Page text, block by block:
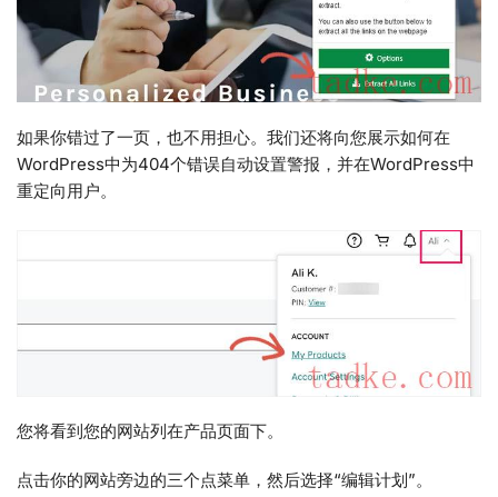
如果你错过了一页，也不用担心。我们还将向您展示如何在
WordPress中为404个错误自动设置警报，并在WordPress中
重定向用户。
您将看到您的网站列在产品页面下。
点击你的网站旁边的三个点菜单，然后选择“编辑计划”。